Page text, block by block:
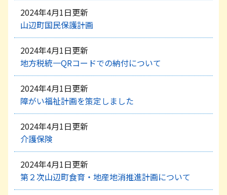
2024年4月1日更新
山辺町国民保護計画
2024年4月1日更新
地方税統一QRコードでの納付について
2024年4月1日更新
障がい福祉計画を策定しました
2024年4月1日更新
介護保険
2024年4月1日更新
第２次山辺町食育・地産地消推進計画について